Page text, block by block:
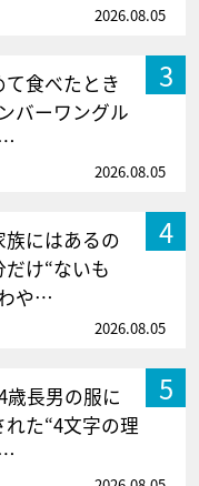
2026.08.05
3
食べたとき
バーワングル
2026.08.05
4
にはあるの
け“ないも
や…
2026.08.05
5
歳長男の服に
た“4文字の理